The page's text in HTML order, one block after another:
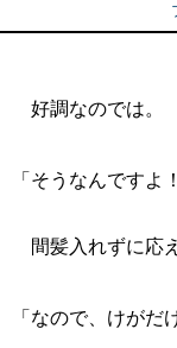
好調なのでは。
「そうなんですよ
間髪入れずに応え
「なので、けがだ